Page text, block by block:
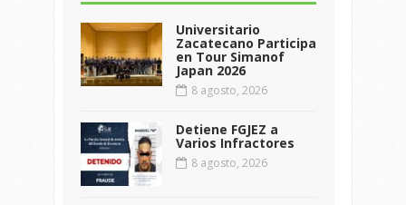
Universitario
Zacatecano Participa
en Tour Simanof
Japan 2026
8 agosto, 2026
Detiene FGJEZ a
Varios Infractores
8 agosto, 2026